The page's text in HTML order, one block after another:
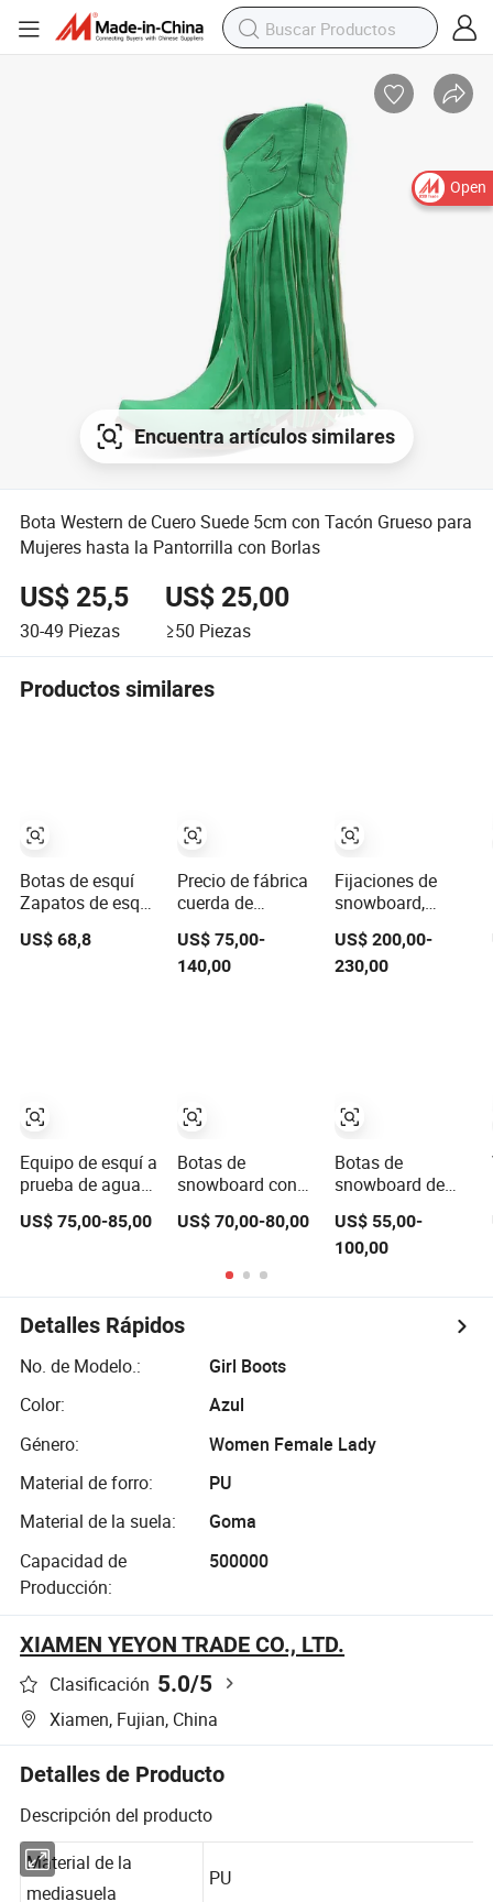
Open
Encuentra artículos similares
Bota Western de Cuero Suede 5cm con Tacón Grueso para
Mujeres hasta la Pantorrilla con Borlas
US$ 25,5
30-49 Piezas
US$ 25,00
≥50 Piezas
Productos similares
Botas de esquí
Zapatos de esquí
Temporada de
nieve 4 Hebilla
US$ 68,8
Equipo de esquí a
prueba de agua
de esquí alpino
US$ 75,00-85,00
Precio de fábrica
cuerda de
alambre
resistente al frío
tela algodón
US$ 75,00-
140,00
Botas de
snowboard con
bajo precio y
alambre para
equipo de esquí
US$ 70,00-80,00
Fijaciones de
snowboard,
guantes de esquí,
botas de
snowboard
US$ 200,00-
230,00
Botas de
snowboard de
cordones
resistentes al frío
US$ 55,00-
100,00
Detalles Rápidos
No. de Modelo.:
Girl Boots
Color:
Azul
Género:
Women Female Lady
Material de forro:
PU
Material de la suela:
Goma
Capacidad de
Producción:
500000
XIAMEN YEYON TRADE CO., LTD.
Clasificación 5.0/5
Xiamen, Fujian, China
Detalles de Producto
Descripción del producto
Material de la